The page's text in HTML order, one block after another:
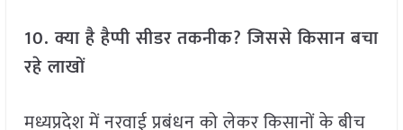
10. क्या है हैप्पी सीडर तकनीक? जिससे किसान बचा
रहे लाखों
मध्यप्रदेश में नरवाई प्रबंधन को लेकर किसानों के बीच